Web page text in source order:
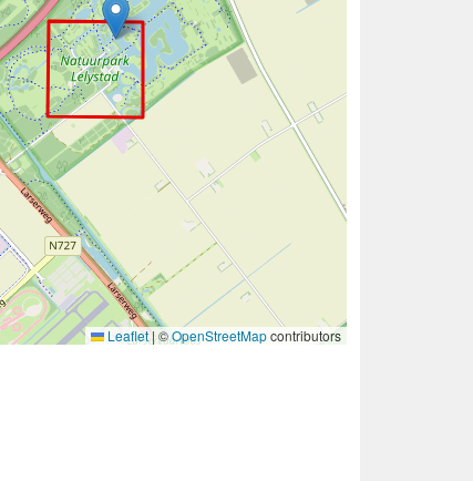
Leaflet|©OpenStreetMapcontributors